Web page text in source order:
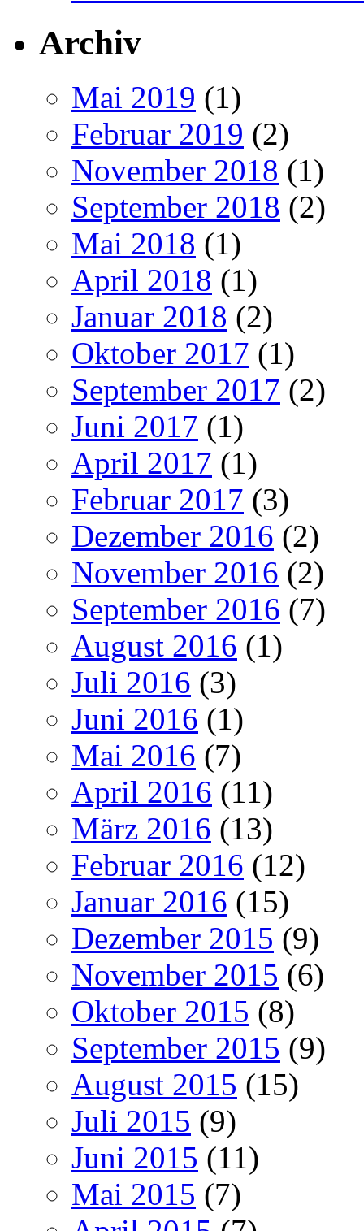
Archiv
Mai 2019 (1)
Februar 2019 (2)
November 2018 (1)
September 2018 (2)
Mai 2018 (1)
April 2018 (1)
Januar 2018 (2)
Oktober 2017 (1)
September 2017 (2)
Juni 2017 (1)
April 2017 (1)
Februar 2017 (3)
Dezember 2016 (2)
November 2016 (2)
September 2016 (7)
August 2016 (1)
Juli 2016 (3)
Juni 2016 (1)
Mai 2016 (7)
April 2016 (11)
März 2016 (13)
Februar 2016 (12)
Januar 2016 (15)
Dezember 2015 (9)
November 2015 (6)
Oktober 2015 (8)
September 2015 (9)
August 2015 (15)
Juli 2015 (9)
Juni 2015 (11)
Mai 2015 (7)